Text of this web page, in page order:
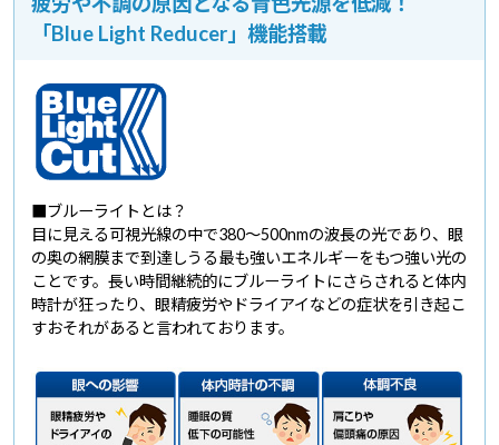
「Blue Light Reducer」機能搭載
■ブルーライトとは？
目に見える可視光線の中で380～500nmの波長の光であり、眼
の奥の網膜まで到達しうる最も強いエネルギーをもつ強い光の
ことです。長い時間継続的にブルーライトにさらされると体内
時計が狂ったり、眼精疲労やドライアイなどの症状を引き起こ
すおそれがあると言われております。